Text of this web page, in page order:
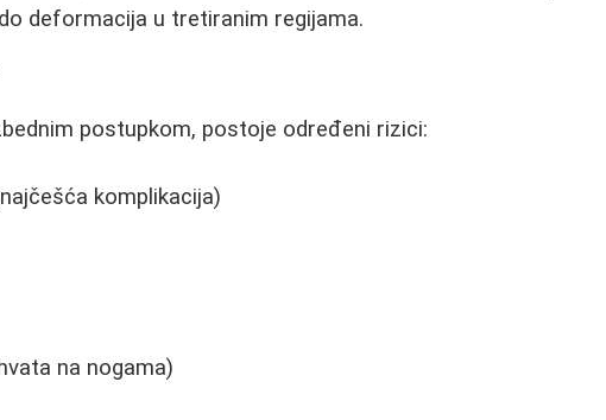
deformacija u tretiranim regijama.
postupkom, postoje određeni rizici:
komplikacija)
na nogama)